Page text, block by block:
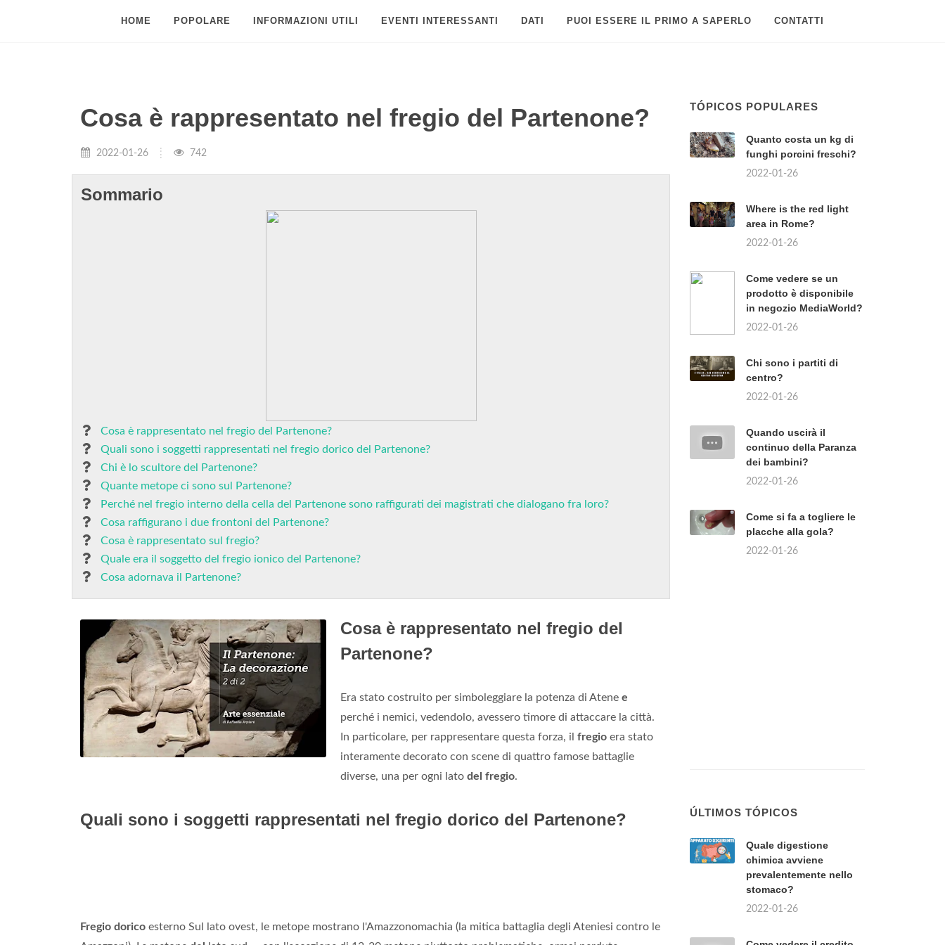
HOME POPOLARE INFORMAZIONI UTILI EVENTI INTERESSANTI DATI PUOI ESSERE IL PRIMO A SAPERLO CONTATTI
Cosa è rappresentato nel fregio del Partenone?
2022-01-26 742
Sommario
Cosa è rappresentato nel fregio del Partenone?
Quali sono i soggetti rappresentati nel fregio dorico del Partenone?
Chi è lo scultore del Partenone?
Quante metope ci sono sul Partenone?
Perché nel fregio interno della cella del Partenone sono raffigurati dei magistrati che dialogano fra loro?
Cosa raffigurano i due frontoni del Partenone?
Cosa è rappresentato sul fregio?
Quale era il soggetto del fregio ionico del Partenone?
Cosa adornava il Partenone?
Cosa è rappresentato nel fregio del
Partenone?
Era stato costruito per simboleggiare la potenza di Atene e
perché i nemici, vedendolo, avessero timore di attaccare la città.
In particolare, per rappresentare questa forza, il fregio era stato
interamente decorato con scene di quattro famose battaglie
diverse, una per ogni lato del fregio.
Quali sono i soggetti rappresentati nel fregio dorico del Partenone?
Fregio dorico esterno Sul lato ovest, le metope mostrano l'Amazzonomachia (la mitica battaglia degli Ateniesi contro le
TÓPICOS POPULARES
Quanto costa un kg di
funghi porcini freschi?
2022-01-26
Where is the red light
area in Rome?
2022-01-26
Come vedere se un
prodotto è disponibile
in negozio MediaWorld?
2022-01-26
Chi sono i partiti di
centro?
2022-01-26
Quando uscirà il
continuo della Paranza
dei bambini?
2022-01-26
Come si fa a togliere le
placche alla gola?
2022-01-26
ÚLTIMOS TÓPICOS
Quale digestione
chimica avviene
prevalentemente nello
stomaco?
2022-01-26